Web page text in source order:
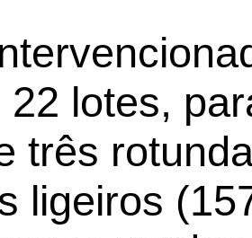
22 lotes,
três
ligeiros